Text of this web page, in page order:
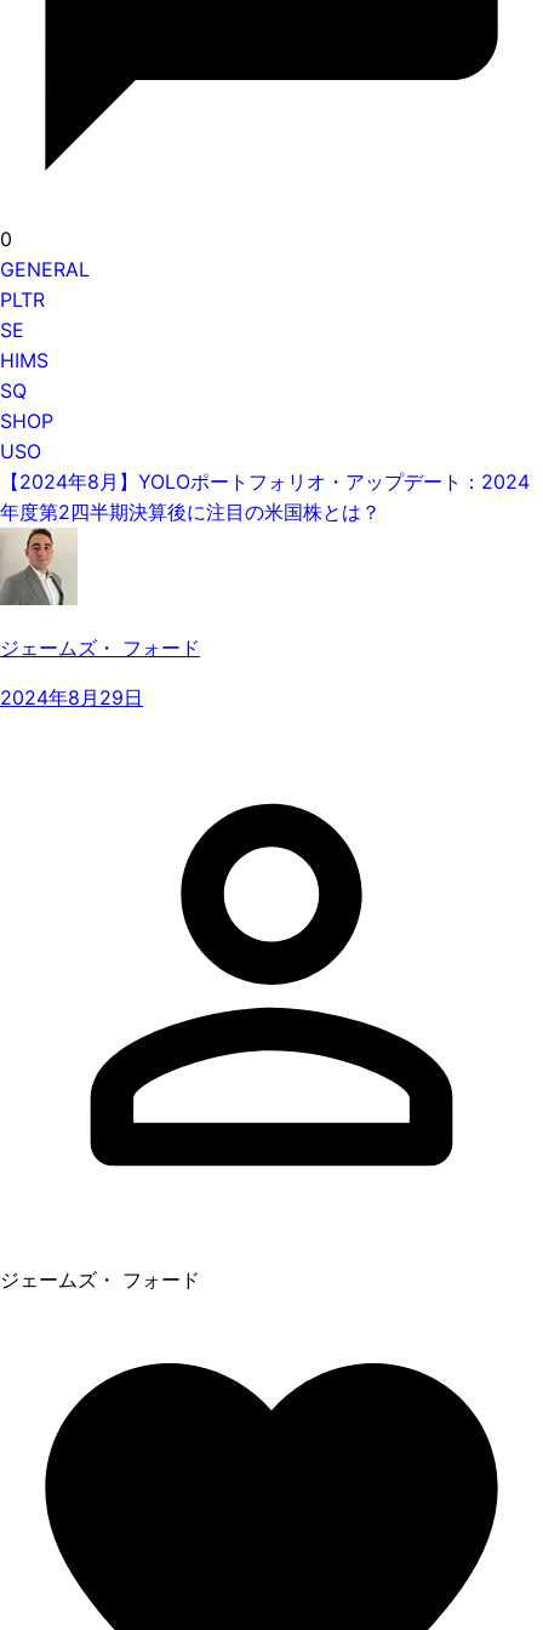
0
GENERAL
PLTR
SE
HIMS
SQ
SHOP
USO
【2024年8月】YOLOポートフォリオ・アップデート：2024
年度第2四半期決算後に注目の米国株とは？
ジェームズ・ フォード
2024年8月29日
ジェームズ・ フォード